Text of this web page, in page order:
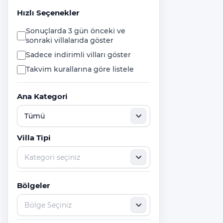
KİLİSESİ
PİRHA (BEZİRGAN) ANTİK ŞEHRİ
ANTİK LİKYA YOLU
SAKLIKENT KANYONU
GÜVERCİNLİK DENİZ MAĞARASI
Fırnaz Koyu
YEDİ BURUNLAR
KELEBEKLER VADİSİ
MEİS ADASI
Hızlı Seçenekler
Sonuçlarda 3 gün önceki ve
sonraki villalarıda göster
Sadece indirimli vilları göster
Takvim kurallarına göre listele
Ana Kategori
Villa Tipi
Bölgeler